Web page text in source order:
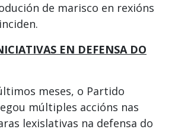
de marisco en rexións
EN DEFENSA DO
meses, o Partido
múltiples accións nas
lexislativas na defensa do